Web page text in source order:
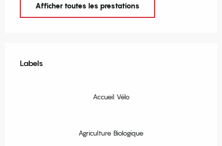
Afficher toutes les prestations
Labels
Labels
Accueil Vélo
Agriculture Biologique